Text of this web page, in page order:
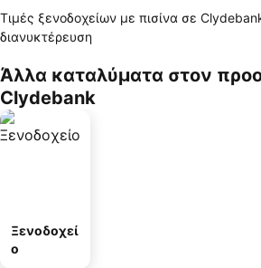
Τιμές ξενοδοχείων με πισίνα σε
διανυκτέρευση
Άλλα καταλύματα στον
Clydebank
Ξενοδοχεί
ο